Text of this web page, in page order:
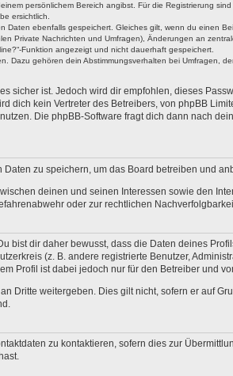
persönlichem Bereich angibst. Für die Registrierung
ersichtlich.
ebenfalls gespeichert. Gleiches gilt, wenn du einen
Private Nachrichten und Umfragen), Änderungen an
Funktion angezeigt und nicht dauerhaft gespeichert.
Dazu gehören dein Abstimmungsverhalten bei Umfragen,
sicher ist. Jedoch wird dir empfohlen, dieses
dich kein Vertreter des Betreibers, von phpBB
Die phpBB-Software fragt dich dann nach
zu speichern, um das Board betreiben und
deinen und seinen Interessen sowie den
oder zur rechtlichen
bist dir daher bewusst, dass die Daten deines
(z. B. andere registrierte Benutzer,
Profil ist dabei jedoch nur für den Betreiber und
Dritte weitergeben. Dies gilt nicht, sofern er auf
zu kontaktieren, sofern dies zur